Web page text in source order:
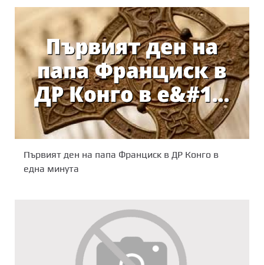
Първият ден на папа Франциск в ДР Конго в
една минута